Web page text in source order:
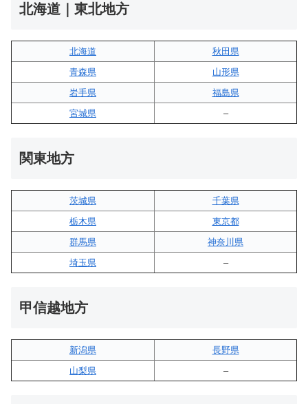
北海道｜東北地方
北海道
秋田県
青森県
山形県
岩手県
福島県
宮城県
–
関東地方
茨城県
千葉県
栃木県
東京都
群馬県
神奈川県
埼玉県
–
甲信越地方
新潟県
長野県
山梨県
–